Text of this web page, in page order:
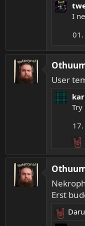
n
e
:
I
01.
User
R
e
k
t
i
n
Erst
R